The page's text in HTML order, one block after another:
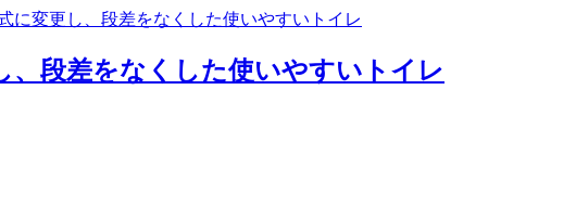
、段差をなくした使いやすいトイレ